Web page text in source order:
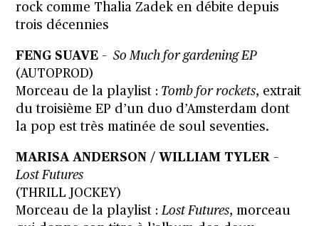
rock comme Thalia Zadek en débite depuis
trois décennies
FENG SUAVE –So Much for gardening EP
(AUTOPROD)
Morceau de la playlist : Tomb for rockets, extrait
du troisième EP d’un duo d’Amsterdam dont
la pop est très matinée de soul seventies.
MARISA ANDERSON / WILLIAM TYLER –
Lost Futures
(THRILL JOCKEY)
Morceau de la playlist :Lost Futures, morceau